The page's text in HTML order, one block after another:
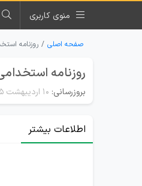
منوی کاربری
صفحه اصلی روزنامه
روزنامه استخدامی
بروزرسانی: ۱۰ اردیبهشت ۱۴۰۵
اطلاعات بیشتر